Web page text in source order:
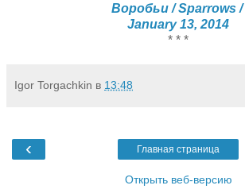
Воробьи / Sparrows /
January 13, 2014
* * *
Igor Torgachkin в 13:48
‹ Главная страница
Открыть веб-версию